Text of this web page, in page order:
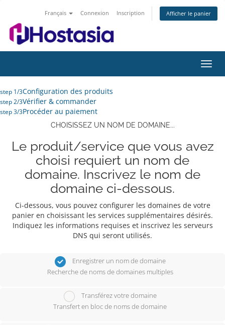
Français Connexion Inscription Afficher le panier
la
step 1/3Configuration des produits
step 2/3Vérifier & commander
step 3/3Procéder au paiement
CHOISISSEZ UN NOM DE DOMAINE...
Le produit/service que vous avez
choisi requiert un nom de
domaine. Inscrivez le nom de
domaine ci-dessous.
Ci-dessous, vous pouvez configurer les domaines de votre
panier en choisissant les services supplémentaires désirés.
Indiquez les informations requises et inscrivez les serveurs
DNS qui seront utilisés.
Enregistrer un nom de domaine
Recherche de noms de domaines multiples
Transférez votre domaine
Transfert en bloc de noms de domaine